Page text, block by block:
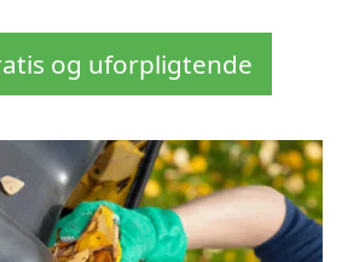
og uforpligtende